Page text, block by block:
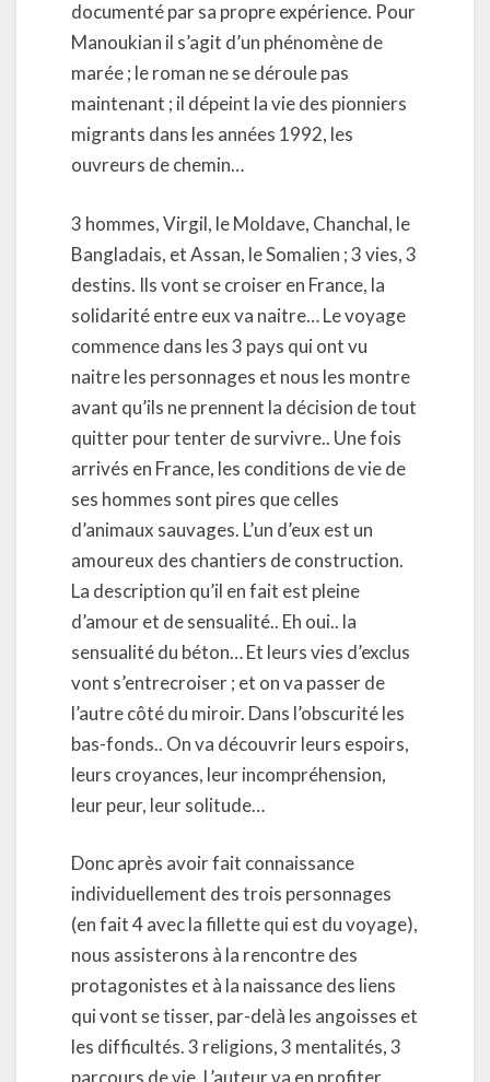
documenté par sa propre expérience. Pour
Manoukian il s’agit d’un phénomène de
marée ; le roman ne se déroule pas
maintenant ; il dépeint la vie des pionniers
migrants dans les années 1992, les
ouvreurs de chemin…
3 hommes, Virgil, le Moldave, Chanchal, le
Bangladais, et Assan, le Somalien ; 3 vies, 3
destins. Ils vont se croiser en France, la
solidarité entre eux va naitre… Le voyage
commence dans les 3 pays qui ont vu
naitre les personnages et nous les montre
avant qu’ils ne prennent la décision de tout
quitter pour tenter de survivre.. Une fois
arrivés en France, les conditions de vie de
ses hommes sont pires que celles
d’animaux sauvages. L’un d’eux est un
amoureux des chantiers de construction.
La description qu’il en fait est pleine
d’amour et de sensualité.. Eh oui.. la
sensualité du béton… Et leurs vies d’exclus
vont s’entrecroiser ; et on va passer de
l’autre côté du miroir. Dans l’obscurité les
bas-fonds.. On va découvrir leurs espoirs,
leurs croyances, leur incompréhension,
leur peur, leur solitude…
Donc après avoir fait connaissance
individuellement des trois personnages
(en fait 4 avec la fillette qui est du voyage),
nous assisterons à la rencontre des
protagonistes et à la naissance des liens
qui vont se tisser, par-delà les angoisses et
les difficultés. 3 religions, 3 mentalités, 3
parcours de vie. L’auteur va en profiter